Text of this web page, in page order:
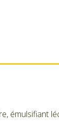
émulsifiant